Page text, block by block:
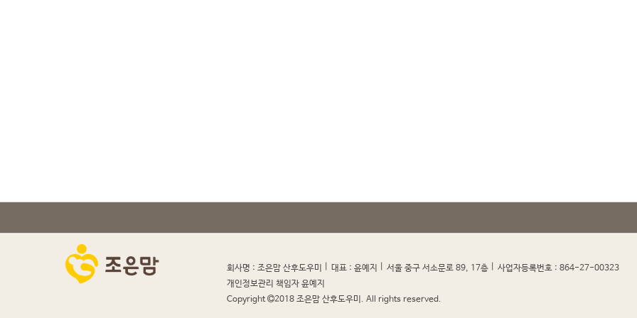
회사명 : 조은맘 산후도우미 대표 : 윤예지 서울 중구 서소문로 89, 17층 사업자등록번호 : 864-27-00323
개인정보관리 책임자 윤예지
Copyright
2018 조은맘 산후도우미. All rights reserved.